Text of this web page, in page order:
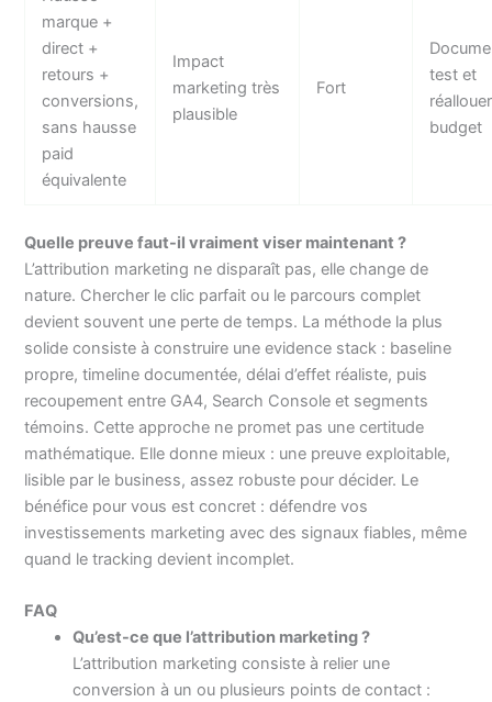
marque +
direct +
retours +
conversions,
sans hausse
paid
équivalente
Impact
marketing très
plausible
Fort
test et
budget
Quelle preuve faut-il vraiment viser maintenant ?
L’attribution marketing ne disparaît pas, elle change de
nature. Chercher le clic parfait ou le parcours complet
devient souvent une perte de temps. La méthode la plus
solide consiste à construire une evidence stack : baseline
propre, timeline documentée, délai d’effet réaliste, puis
recoupement entre GA4, Search Console et segments
témoins. Cette approche ne promet pas une certitude
mathématique. Elle donne mieux : une preuve exploitable,
lisible par le business, assez robuste pour décider. Le
bénéfice pour vous est concret : défendre vos
investissements marketing avec des signaux fiables, même
quand le tracking devient incomplet.
FAQ
Qu’est-ce que l’attribution marketing ?
L’attribution marketing consiste à relier une
conversion à un ou plusieurs points de contact :